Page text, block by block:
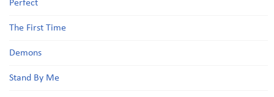
Perfect
The First Time
Demons
Stand By Me